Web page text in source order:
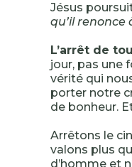
Jésus
qu’il renonce
L’arrêt de
jour, pas une
vérité qui
porter notre
de bonheur.
Arrêtons le
valons plus
d’homme et